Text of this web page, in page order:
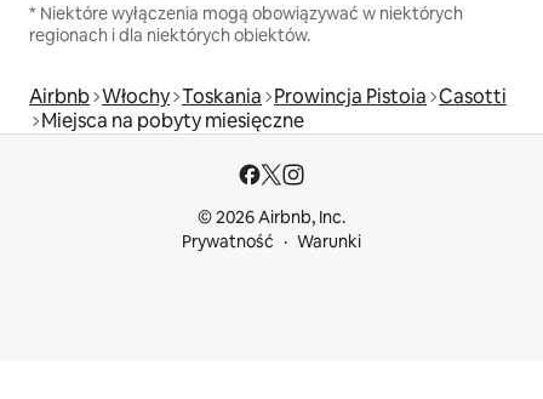
* Niektóre wyłączenia mogą obowiązywać w niektórych
regionach i dla niektórych obiektów.
Airbnb Włochy Toskania Prowincja Pistoia Casotti
Miejsca na pobyty miesięczne
© 2026 Airbnb, Inc.
Prywatność
Warunki